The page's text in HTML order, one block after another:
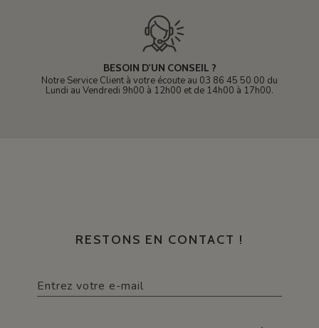
BESOIN D'UN CONSEIL ?
Notre Service Client à votre écoute au 03 86 45 50 00 du
Lundi au Vendredi 9h00 à 12h00 et de 14h00 à 17h00.
RESTONS EN CONTACT !